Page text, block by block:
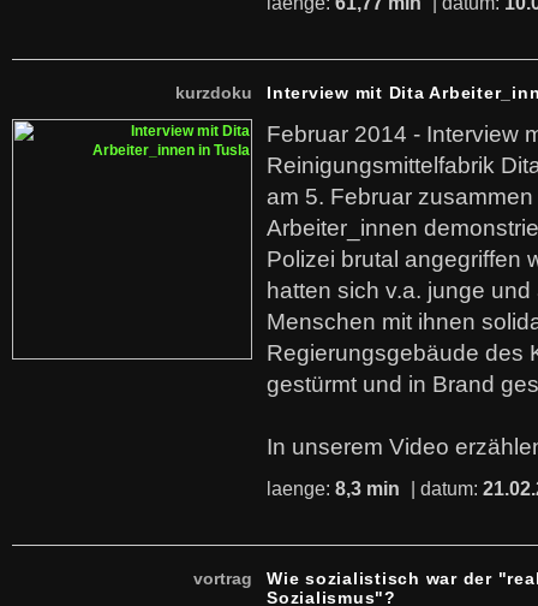
kurzdoku Interview mit Dita
Februar 2014 - Interview
Reinigungsmittelfabrik
am 5. Februar
Arbeiter_innen
Polizei brutal angegriffen
hatten sich v.a. junge
Menschen mit ihnen
Regierungsgebäude des
gestürmt und in Brand
In unserem Video
laenge: 8,3 min | datum:
vortrag
Wie sozialistisch war der
Sozialismus"?